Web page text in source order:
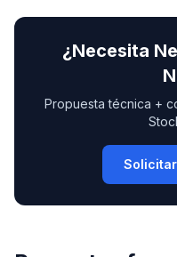
¿Necesita
Propuesta técnica +